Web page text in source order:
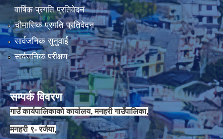
वार्षिक प्रगति प्रतिवेदन
चौमासिक प्रगति प्रतिवेदन
सार्वजनिक सुनुवाई
सार्वजनिक परीक्षण
सम्पर्क विवरण
गाउँ कार्यपालिकाको कार्यालय, मनहरी गाउँपालिका,
मनहरी ९- रजैया,